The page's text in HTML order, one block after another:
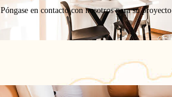
Póngase en contacto con nosotros para su proyecto